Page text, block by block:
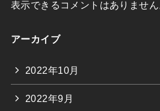
表示できるコメントはありません
アーカイブ
2022年10月
2022年9月